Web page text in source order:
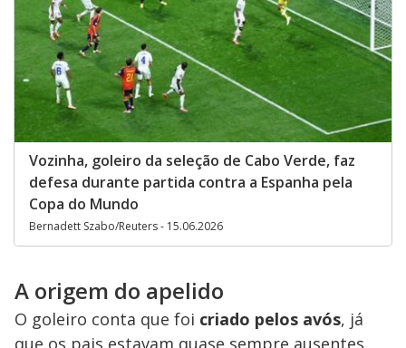
Vozinha, goleiro da seleção de Cabo Verde, faz
defesa durante partida contra a Espanha pela
Copa do Mundo
Bernadett Szabo/Reuters - 15.06.2026
A origem do apelido
O goleiro conta que foi criado pelos avós, já
que os pais estavam quase sempre ausentes